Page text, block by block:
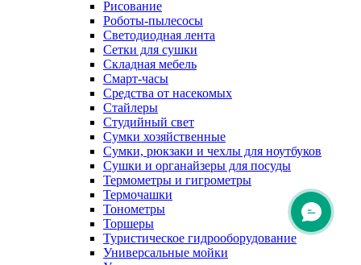
Рисование
Роботы-пылесосы
Светодиодная лента
Сетки для сушки
Складная мебель
Смарт-часы
Средства от насекомых
Стайлеры
Студийный свет
Сумки хозяйственные
Сумки, рюкзаки и чехлы для ноутбуков
Сушки и органайзеры для посуды
Термометры и гигрометры
Термочашки
Тонометры
Торшеры
Туристическое гидрооборудование
Универсальные мойки